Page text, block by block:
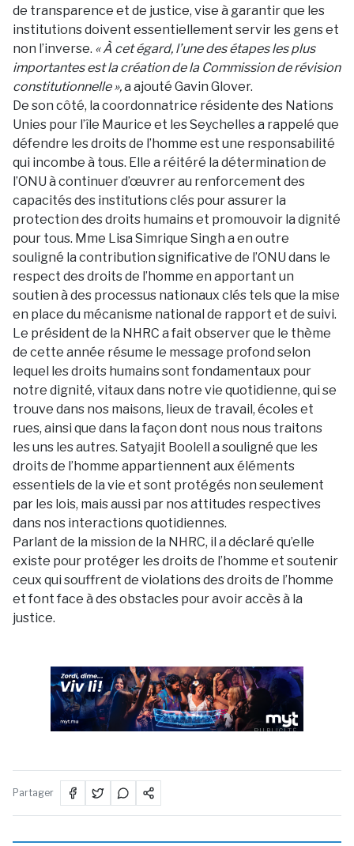
de transparence et de justice, vise à garantir que les
institutions doivent essentiellement servir les gens et
non l’inverse. « À cet égard, l’une des étapes les plus
importantes est la création de la Commission de révision
constitutionnelle »,a ajouté Gavin Glover.
De son côté, la coordonnatrice résidente des Nations
Unies pour l’île Maurice et les Seychelles a rappelé que
défendre les droits de l’homme est une responsabilité
qui incombe à tous. Elle a réitéré la détermination de
l’ONU à continuer d’œuvrer au renforcement des
capacités des institutions clés pour assurer la
protection des droits humains et promouvoir la dignité
pour tous. Mme Lisa Simrique Singh a en outre
souligné la contribution significative de l’ONU dans le
respect des droits de l’homme en apportant un
soutien à des processus nationaux clés tels que la mise
en place du mécanisme national de rapport et de suivi.
Le président de la NHRC a fait observer que le thème
de cette année résume le message profond selon
lequel les droits humains sont fondamentaux pour
notre dignité, vitaux dans notre vie quotidienne, qui se
trouve dans nos maisons, lieux de travail, écoles et
rues, ainsi que dans la façon dont nous nous traitons
les uns les autres. Satyajit Boolell a souligné que les
droits de l’homme appartiennent aux éléments
essentiels de la vie et sont protégés non seulement
par les lois, mais aussi par nos attitudes respectives
dans nos interactions quotidiennes.
Parlant de la mission de la NHRC, il a déclaré qu’elle
existe pour protéger les droits de l’homme et soutenir
ceux qui souffrent de violations des droits de l’homme
et font face à des obstacles pour avoir accès à la
justice.
PUBLICITÉ
Partager